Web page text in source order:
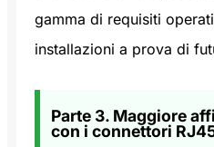
gamma di requisiti
installazioni a prova di
Parte 3. Maggiore
con i connettori